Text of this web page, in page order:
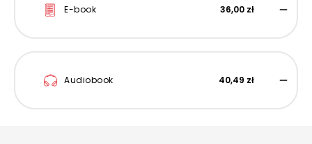
E-book 36,00 zł
Audiobook 40,49 zł